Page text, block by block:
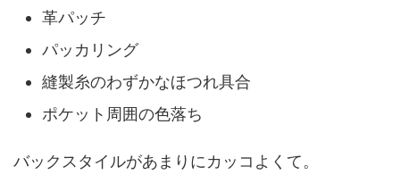
革パッチ
パッカリング
縫製糸のわずかなほつれ具合
ポケット周囲の色落ち
バックスタイルがあまりにカッコよくて。